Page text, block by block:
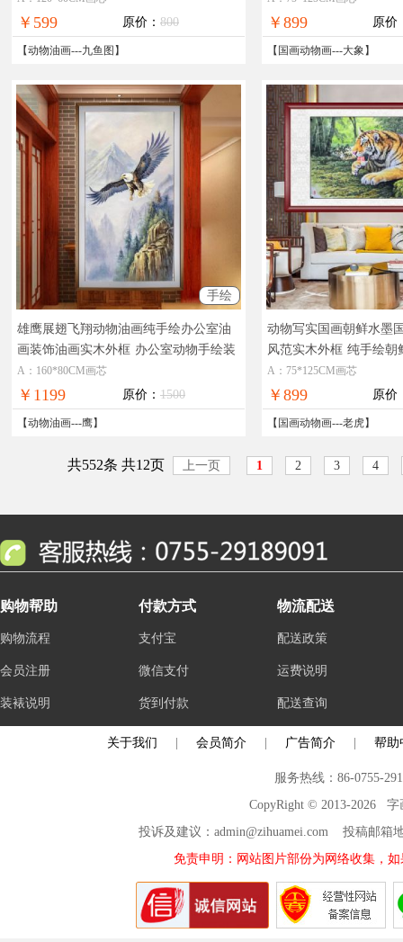
￥599 原价： 800
【动物油画---九鱼图 】
￥899 原价
【 国画动物画---大象 】
手绘
雄鹰展翅飞翔动物油画纯手绘办公室油
画装饰油画实木外框 办公室动物手绘装
饰油画雄鹰油画
A：160*80CM画芯
￥1199 原价： 1500
【动物油画---鹰】
动物写实国画朝鲜水墨
风范实木外框 纯手绘朝
图
A：75*125CM画芯
￥899 原价
【 国画动物画---老虎】
共552条 共12页 上一页 1 2 3 4
购物帮助
购物流程
会员注册
装裱说明
付款方式
支付宝
微信支付
货到付款
物流配送
配送政策
运费说明
配送查询
关于我们 会员简介 广告简介 帮助
服务热线：86-0755-
CopyRight © 2013-2026 字
投诉及建议：admin@zihuamei.com 投稿邮
免责申明：网站图片部份为网络收集，